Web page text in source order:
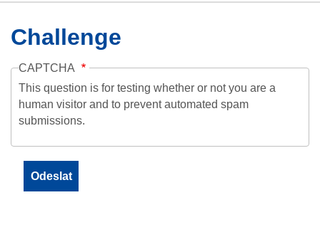
Challenge
CAPTCHA
This question is for testing whether or not you are a
human visitor and to prevent automated spam
submissions.